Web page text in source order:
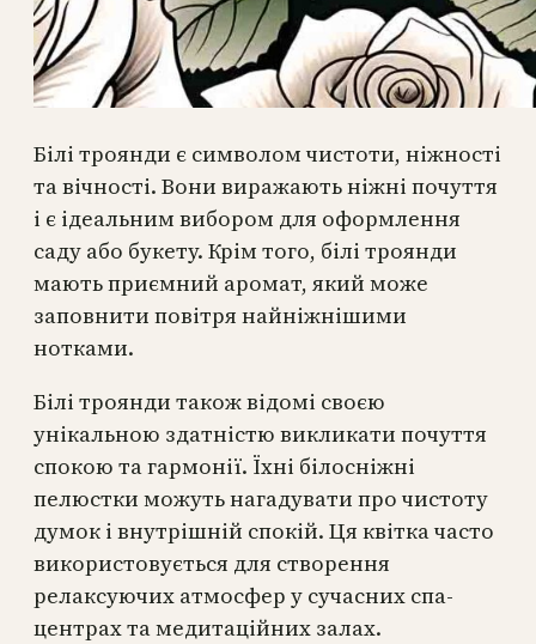
Білі троянди є символом чистоти, ніжності
та вічності. Вони виражають ніжні почуття
і є ідеальним вибором для оформлення
саду або букету. Крім того, білі троянди
мають приємний аромат, який може
заповнити повітря найніжнішими
нотками.
Білі троянди також відомі своєю
унікальною здатністю викликати почуття
спокою та гармонії. Їхні білосніжні
пелюстки можуть нагадувати про чистоту
думок і внутрішній спокій. Ця квітка часто
використовується для створення
релаксуючих атмосфер у сучасних спа-
центрах та медитаційних залах.